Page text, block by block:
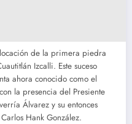
de la primera piedra
Izcalli. Este suceso
ahora conocido como el
la presencia del Presiente
Álvarez y su entonces
Hank González.